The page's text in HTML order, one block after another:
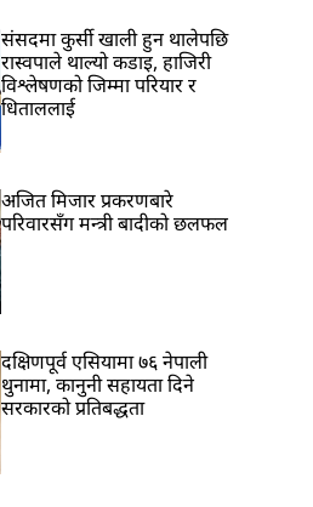
संसदमा कुर्सी खाली हुन थालेपछि
रास्वपाले थाल्यो कडाइ, हाजिरी
विश्लेषणको जिम्मा परियार र
धिताललाई
अजित मिजार प्रकरणबारे
परिवारसँग मन्त्री बादीको छलफल
दक्षिणपूर्व एसियामा ७६ नेपाली
थुनामा, कानुनी सहायता दिने
सरकारको प्रतिबद्धता